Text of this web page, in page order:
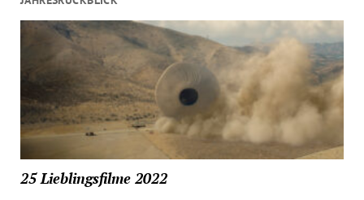
25 Lieblingsfilme 2022